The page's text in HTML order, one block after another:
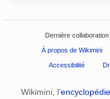
Dernière
À propos de Wikimini
Accessibilité
Wikimini, l’